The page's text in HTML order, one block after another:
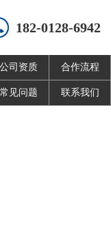
182-0128-6942
公司资质 合作流程
常见问题 联系我们